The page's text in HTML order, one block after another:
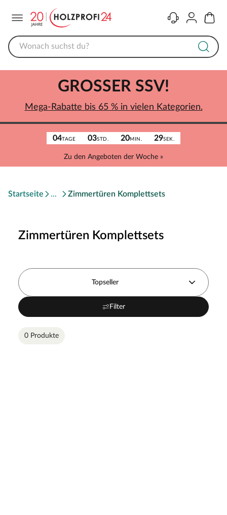
KontaktKonto
04TAGE 03STD. 20MIN. 29SEK.
Zu den Angeboten der Woche »
GROSSER SSV!
Mega-Rabatte bis 65 % in vielen Kategorien.
Startseite Zimmertüren Komplettsets
Zimmertüren Komplettsets
Topseller
Filter
0 Produkte